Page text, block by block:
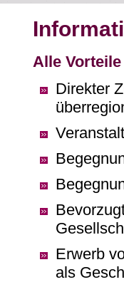
Alle
Direkter
Erwerb
als